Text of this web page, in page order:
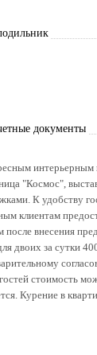
документы
"Космос",
К удобству
клиентам
внесения
двоих за сутки
стоимость
Курение в